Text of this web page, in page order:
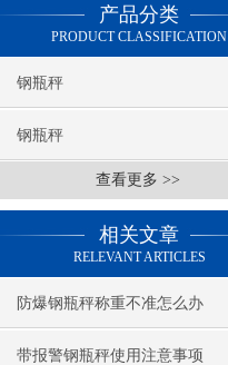
产品分类
PRODUCT CLASSIFICATION
钢瓶秤
钢瓶秤
查看更多 >>
相关文章
RELEVANT ARTICLES
防爆钢瓶秤称重不准怎么办
带报警钢瓶秤使用注意事项